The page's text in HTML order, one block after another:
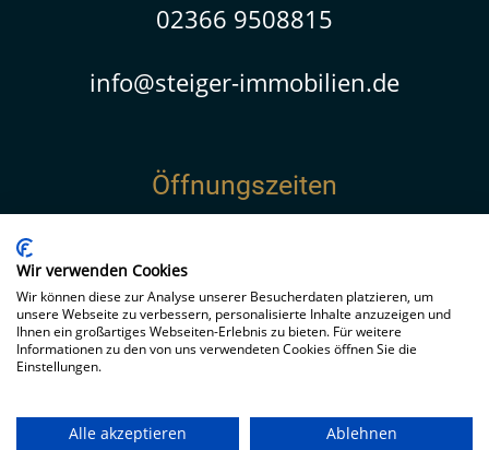
02366 9508815
info@steiger-immobilien.de
Öffnungszeiten
09:30 - 19:00 Uhr
Samstag
11:00 - 15:00 Uhr
Sonntag
Feiertags geschlossen
Wir verwenden Cookies
Wir können diese zur Analyse unserer Besucherdaten platzieren, um
unsere Webseite zu verbessern, personalisierte Inhalte anzuzeigen und
Ihnen ein großartiges Webseiten-Erlebnis zu bieten. Für weitere
Informationen zu den von uns verwendeten Cookies öffnen Sie die
Einstellungen.
Alle akzeptieren Ablehnen